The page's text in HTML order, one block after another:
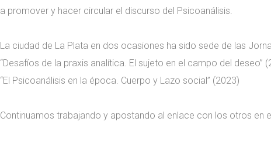
a promover y hacer circular el discurso del Psicoanálisis.
La ciudad de La Plata en dos ocasiones ha sido sede de las
“Desafíos de la praxis analítica. El sujeto en el campo del deseo”
“El Psicoanálisis en la época. Cuerpo y Lazo social” (2023)
Continuamos trabajando y apostando al enlace con los otros en